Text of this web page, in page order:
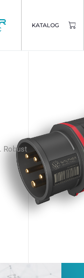
KATALOG
Robust